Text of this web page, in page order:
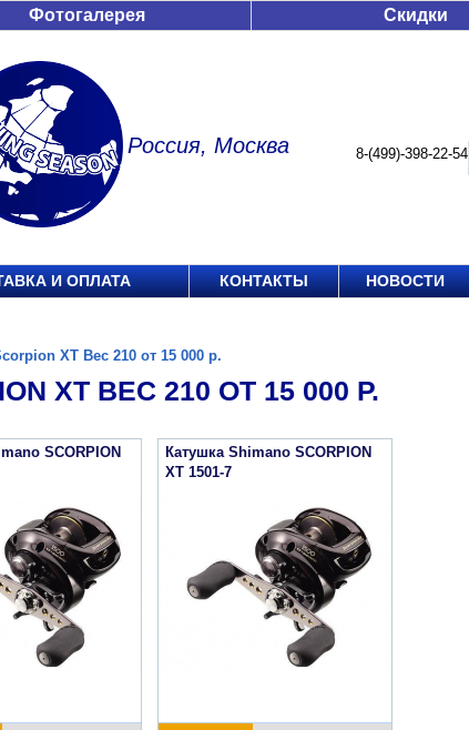
Фотогалерея Скидки
Россия, Москва 8-(499)-398-22-54
И ОПЛАТА КОНТАКТЫ НОВОСТИ
XT Вес 210 от 15 000 р.
XT ВЕС 210 ОТ 15 000 Р.
SCORPION
Катушка Shimano SCORPION
XT 1501-7